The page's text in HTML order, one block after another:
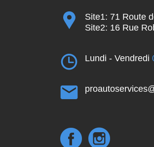
Site1: 71 Route
Site2: 16 Rue
Lundi - Vendredi